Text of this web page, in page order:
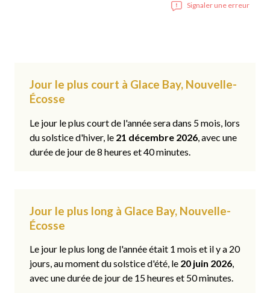
Signaler une erreur
Jour le plus court à Glace Bay, Nouvelle-
Écosse
Le jour le plus court de l'année sera dans 5 mois, lors
du solstice d'hiver, le 21 décembre 2026, avec une
durée de jour de 8 heures et 40 minutes.
Jour le plus long à Glace Bay, Nouvelle-
Écosse
Le jour le plus long de l'année était 1 mois et il y a 20
jours, au moment du solstice d'été, le 20 juin 2026,
avec une durée de jour de 15 heures et 50 minutes.